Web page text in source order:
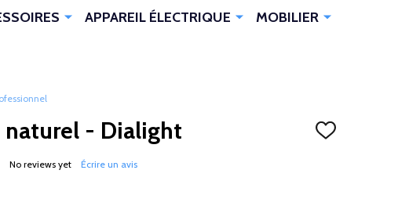
APPAREIL ÉLECTRIQUE MOBILIER
naturel - Dialight
AJOUTER
No reviews yet Écrire un avis